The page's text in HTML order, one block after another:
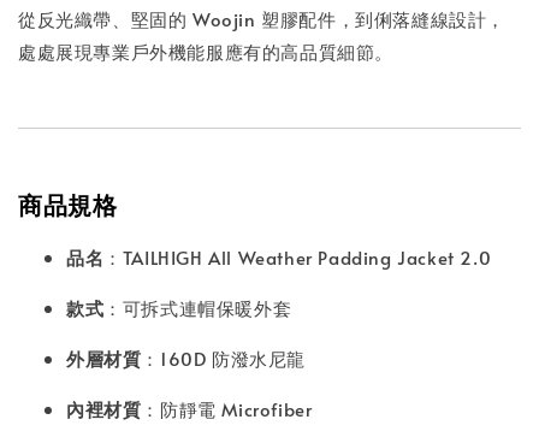
從反光織帶、堅固的 Woojin 塑膠配件，到俐落縫線設計，
處處展現專業戶外機能服應有的高品質細節。
商品規格
品名 ：TAILHIGH All Weather Padding Jacket 2.0
款式 ：可拆式連帽保暖外套
外層材質 ：160D 防潑水尼龍
內裡材質 ：防靜電 Microfiber